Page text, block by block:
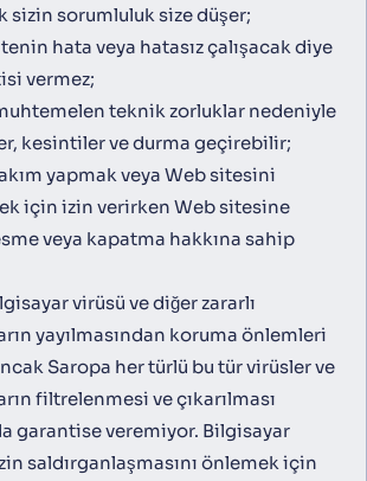
sizin sorumluluk size düşer;
hata veya hatasız çalışacak diye
vermez;
teknik zorluklar nedeniyle
kesintiler ve durma geçirebilir;
yapmak veya Web sitesini
için izin verirken Web sitesine
veya kapatma hakkına sahip
virüsü ve diğer zararlı
yayılmasından koruma önlemleri
Saropa her türlü bu tür virüsler ve
filtrelenmesi ve çıkarılması
garantise veremiyor. Bilgisayar
saldırganlaşmasını önlemek için